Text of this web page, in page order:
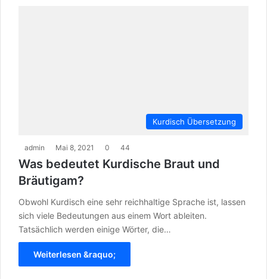
Kurdisch Übersetzung
admin Mai 8, 2021 0 44
Was bedeutet Kurdische Braut und
Bräutigam?
Obwohl Kurdisch eine sehr reichhaltige Sprache ist, lassen
sich viele Bedeutungen aus einem Wort ableiten.
Tatsächlich werden einige Wörter, die…
Weiterlesen &raquo;